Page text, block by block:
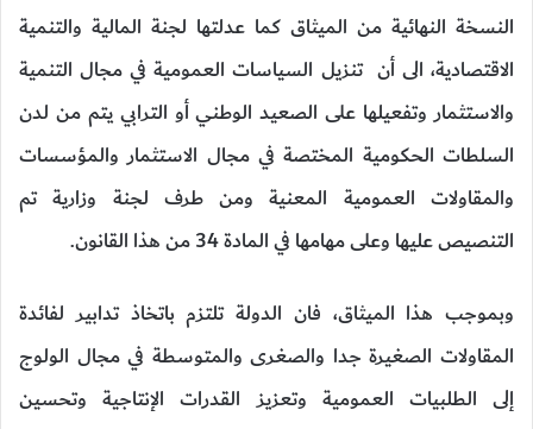
النسخة النهائية من الميثاق كما عدلتها لجنة المالية والتنمية
الاقتصادية، الى أن تنزيل السياسات العمومية في مجال التنمية
والاستثمار وتفعيلها على الصعيد الوطني أو الترابي يتم من لدن
السلطات الحكومية المختصة في مجال الاستثمار والمؤسسات
والمقاولات العمومية المعنية ومن طرف لجنة وزارية تم
التنصيص عليها وعلى مهامها في المادة 34 من هذا القانون.
وبموجب هذا الميثاق، فان الدولة تلتزم باتخاذ تدابير لفائدة
المقاولات الصغيرة جدا والصغرى والمتوسطة في مجال الولوج
إلى الطلبيات العمومية وتعزيز القدرات الإنتاجية وتحسين